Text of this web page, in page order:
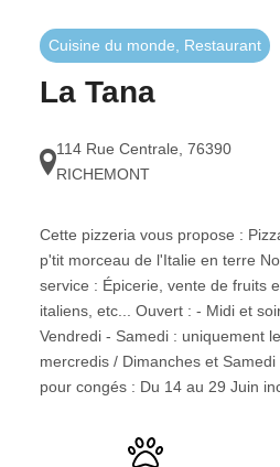
Cuisine du monde, Restaurant
La Tana
114 Rue Centrale 76390
RICHEMONT
Cette pizzeria vous propose :
p'tit morceau de l'Italie en terre
service : Épicerie, vente de fruits
italiens, etc... Ouvert : - Midi et
Vendredi - Samedi : uniquement
mercredis / Dimanches et
pour congés : Du 14 au 29 Juin